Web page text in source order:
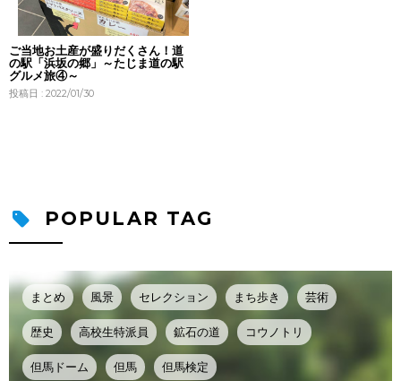
ご当地お土産が盛りだくさん！道
の駅「浜坂の郷」～たじま道の駅
グルメ旅④～
投稿日 : 2022/01/30
POPULAR TAG
まとめ 風景 セレクション まち歩き 芸術
歴史 高校生特派員 鉱石の道 コウノトリ
但馬ドーム 但馬 但馬検定